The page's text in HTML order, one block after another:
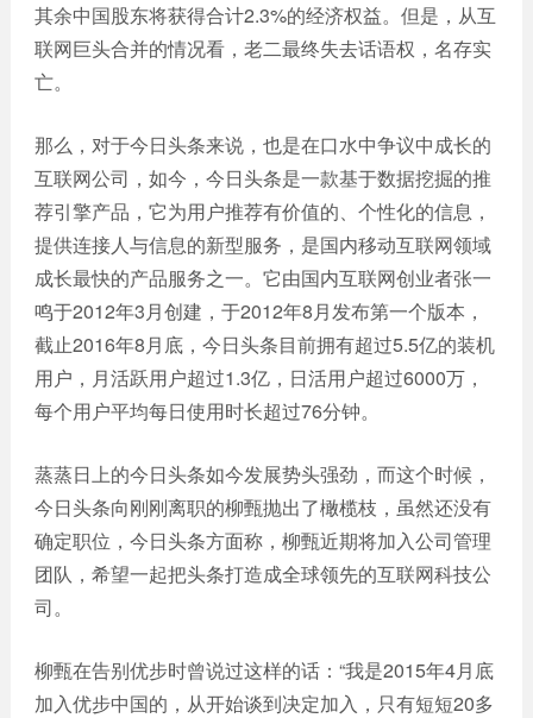
其余中国股东将获得合计2.3%的经济权益。但是，从互
联网巨头合并的情况看，老二最终失去话语权，名存实
亡。
那么，对于今日头条来说，也是在口水中争议中成长的
互联网公司，如今，今日头条是一款基于数据挖掘的推
荐引擎产品，它为用户推荐有价值的、个性化的信息，
提供连接人与信息的新型服务，是国内移动互联网领域
成长最快的产品服务之一。它由国内互联网创业者张一
鸣于2012年3月创建，于2012年8月发布第一个版本，
截止2016年8月底，今日头条目前拥有超过5.5亿的装机
用户，月活跃用户超过1.3亿，日活用户超过6000万，
每个用户平均每日使用时长超过76分钟。
蒸蒸日上的今日头条如今发展势头强劲，而这个时候，
今日头条向刚刚离职的柳甄抛出了橄榄枝，虽然还没有
确定职位，今日头条方面称，柳甄近期将加入公司管理
团队，希望一起把头条打造成全球领先的互联网科技公
司。
柳甄在告别优步时曾说过这样的话：“我是2015年4月底
加入优步中国的，从开始谈到决定加入，只有短短20多